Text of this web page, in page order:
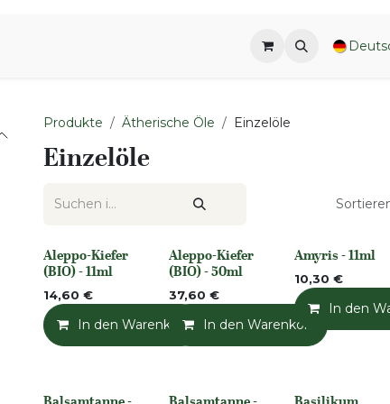
Produkte Ätherische Öle Einzelöle
Einzelöle
None
Aleppo-Kiefer
(BIO) - 11ml
14,60 €
In den Warenkorb Auf die Wunschliste
None
Aleppo-Kiefer
(BIO) - 50ml
37,60 €
In den Warenkorb
None
Amyris - 11ml
10,30 €
In den